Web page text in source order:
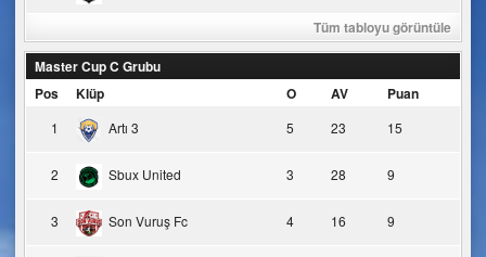
Tüm tabloyu görüntüle
Master Cup C Grubu
Pos
Klüp O AV Puan
1 Artı 3 5 23 15
2 Sbux United 3 28 9
3 Son Vuruş Fc 4 16 9